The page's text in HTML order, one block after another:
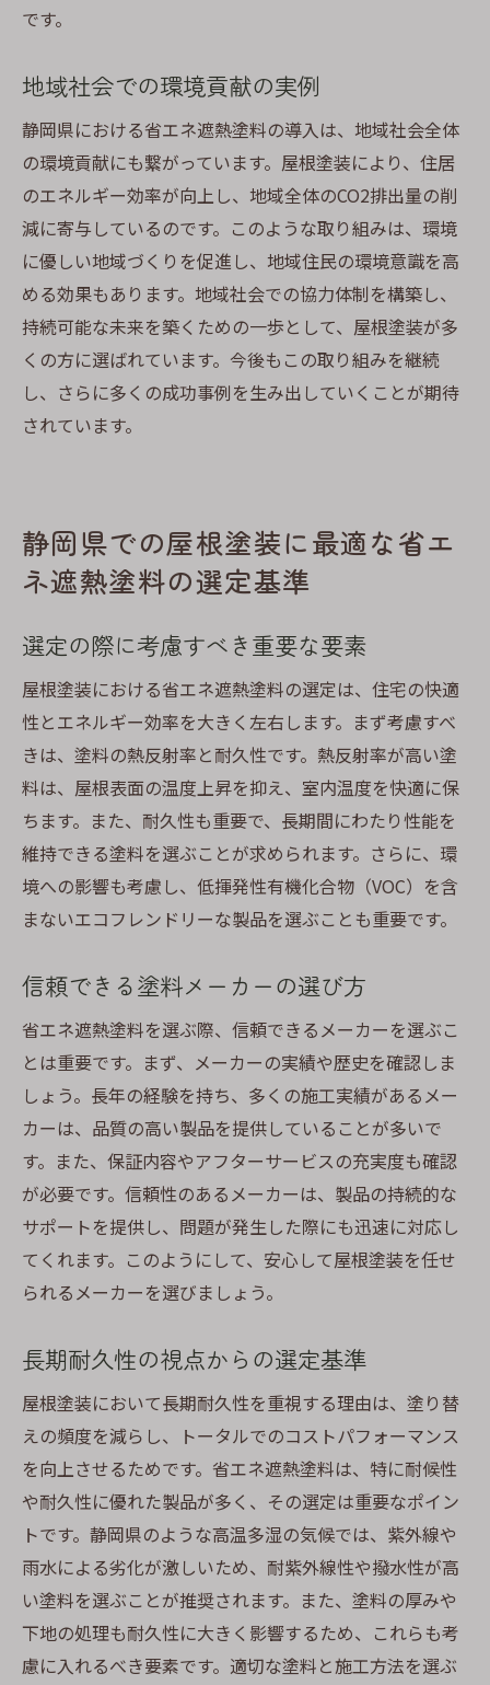
です。
地域社会での環境貢献の実例
静岡県における省エネ遮熱塗料の導入は、地域社会全体
の環境貢献にも繋がっています。屋根塗装により、住居
のエネルギー効率が向上し、地域全体のCO2排出量の削
減に寄与しているのです。このような取り組みは、環境
に優しい地域づくりを促進し、地域住民の環境意識を高
める効果もあります。地域社会での協力体制を構築し、
持続可能な未来を築くための一歩として、屋根塗装が多
くの方に選ばれています。今後もこの取り組みを継続
し、さらに多くの成功事例を生み出していくことが期待
されています。
静岡県での屋根塗装に最適な省エ
ネ遮熱塗料の選定基準
選定の際に考慮すべき重要な要素
屋根塗装における省エネ遮熱塗料の選定は、住宅の快適
性とエネルギー効率を大きく左右します。まず考慮すべ
きは、塗料の熱反射率と耐久性です。熱反射率が高い塗
料は、屋根表面の温度上昇を抑え、室内温度を快適に保
ちます。また、耐久性も重要で、長期間にわたり性能を
維持できる塗料を選ぶことが求められます。さらに、環
境への影響も考慮し、低揮発性有機化合物（VOC）を含
まないエコフレンドリーな製品を選ぶことも重要です。
信頼できる塗料メーカーの選び方
省エネ遮熱塗料を選ぶ際、信頼できるメーカーを選ぶこ
とは重要です。まず、メーカーの実績や歴史を確認しま
しょう。長年の経験を持ち、多くの施工実績があるメー
カーは、品質の高い製品を提供していることが多いで
す。また、保証内容やアフターサービスの充実度も確認
が必要です。信頼性のあるメーカーは、製品の持続的な
サポートを提供し、問題が発生した際にも迅速に対応し
てくれます。このようにして、安心して屋根塗装を任せ
られるメーカーを選びましょう。
長期耐久性の視点からの選定基準
屋根塗装において長期耐久性を重視する理由は、塗り替
えの頻度を減らし、トータルでのコストパフォーマンス
を向上させるためです。省エネ遮熱塗料は、特に耐候性
や耐久性に優れた製品が多く、その選定は重要なポイン
トです。静岡県のような高温多湿の気候では、紫外線や
雨水による劣化が激しいため、耐紫外線性や撥水性が高
い塗料を選ぶことが推奨されます。また、塗料の厚みや
下地の処理も耐久性に大きく影響するため、これらも考
慮に入れるべき要素です。適切な塗料と施工方法を選ぶ